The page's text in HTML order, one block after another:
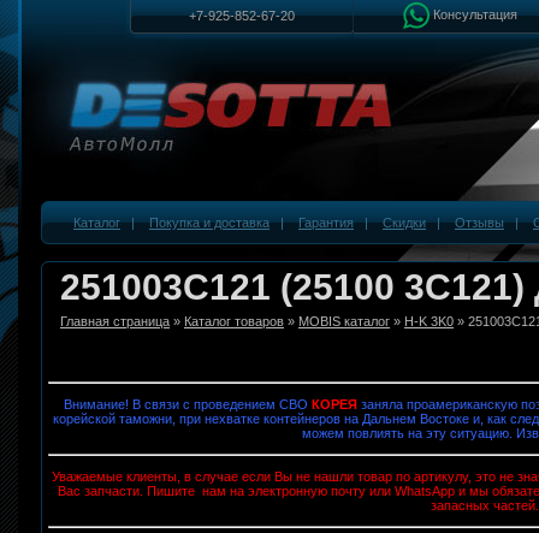
+7-925-852-67-20 Консультация
Каталог|Покупка и доставка|Гарантия|Скидки|Отзывы|
251003C121 (25100
Главная страница » Каталог товаров » MOBIS каталог » H-K 3K0 »
Внимание! В связи с проведением СВО КОРЕЯзаняла проамериканскую
корейской таможни, при нехватке контейнеров на Дальнем Востоке и, как
можем повлиять на эту ситуацию.
Уважаемые клиенты, в случае если Вы не нашли товар по артикулу, это не
Вас запчасти. Пишите нам на электронную почту или WhatsApp и мы
запасных частей.